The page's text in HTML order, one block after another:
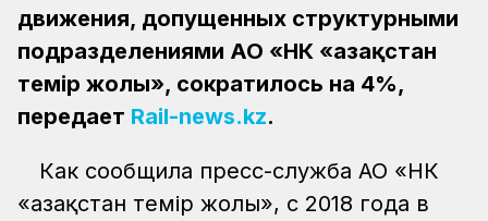
движения, допущенных структурными
подразделениями АО «НК «Қазақстан
темір жолы», сократилось на 4%,
передает Rail-news.kz.
Как сообщила пресс-служба АО «НК
«Қазақстан темір жолы», с 2018 года в